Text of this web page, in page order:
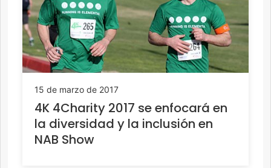
15 de marzo de 2017
4K 4Charity 2017 se enfocará en
la diversidad y la inclusión en
NAB Show